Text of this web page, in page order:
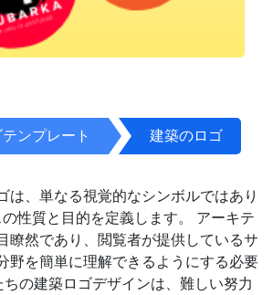
テンプレート 建築のロゴ
は、単なる視覚的なシンボルではあり
性質と目的を定義します。 アーキテ
瞭然であり、閲覧者が提供しているサ
野を簡単に理解できるようにする必要
の建築ロゴデザインは、難しい努力